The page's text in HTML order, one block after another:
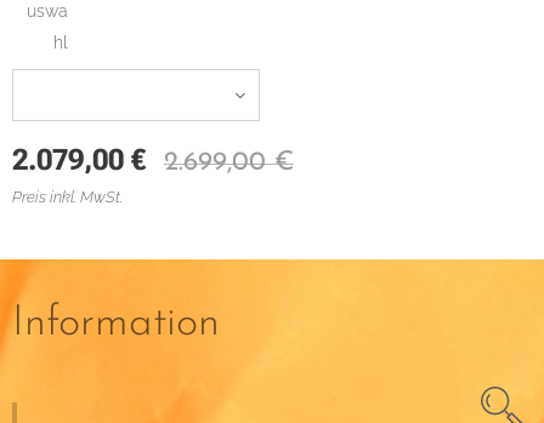
uswa
hl
2.079,00 € 2.699,00€
Preis inkl. MwSt.
Information